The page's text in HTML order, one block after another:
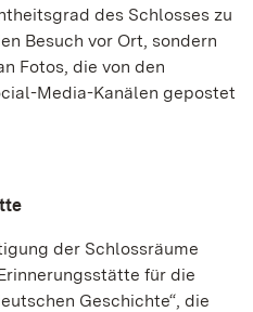
des Schlosses zu
Besuch vor Ort, sondern
Fotos, die von den
Media-Kanälen gepostet
der Schlossräume
für die
Geschichte“, die